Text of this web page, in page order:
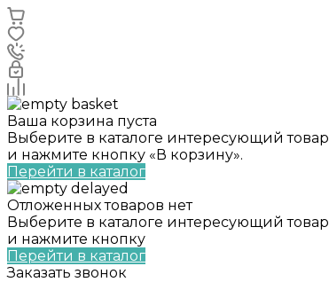
Ваша корзина пуста
Выберите в каталоге интересующий товар
и нажмите кнопку «В корзину».
Перейти в каталог
Отложенных товаров нет
Выберите в каталоге интересующий товар
и нажмите кнопку
Перейти в каталог
Заказать звонок